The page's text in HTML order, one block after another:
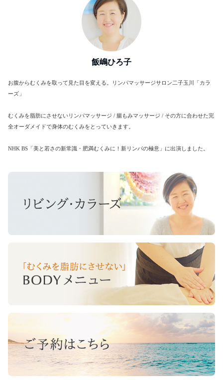
飯嶋ひろ子
お腹からむくみを取って見た目を変える。リンパマッサージサロン二子玉川「カラ
ーズ」
むくみを脂肪にさせないリンパマッサージ / 腸もみマッサージ / その方に合わせた完
全オーダメイドで身体のむくみをとっていきます。
NHK BS「美と若さの新常識・肥満むくみに！新リンパの極意」に出演しました。